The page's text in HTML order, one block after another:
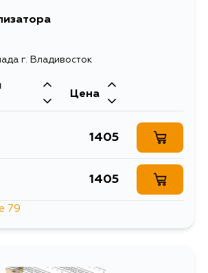
г. Владивосток
Цена
1405
1405
79